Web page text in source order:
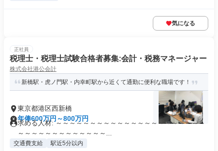
気になる
正社員
税理士・税理士試験合格者募集:会計・税務マネージャー
株式会社港公会計
新橋駅・虎ノ門駅・内幸町駅から近くて通勤に便利な職場です！
東京都港区西新橋
年俸600万円～800万円
求める人材: ～～～～～～～～～～～～～～～～～～～～～～
～～～～～～～～～～～～～...
交通費支給 駅近5分以内